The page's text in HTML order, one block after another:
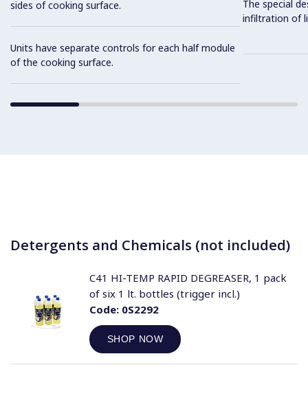
sides of cooking surface.
Units have separate controls for each half module
of the cooking surface.
The special
infiltration of
Detergents and Chemicals (not included)
Code:0S2292
SHOP NOW
C41 HI-TEMP RAPID DEGREASER, 1 pack
of six 1 lt. bottles (trigger incl.)